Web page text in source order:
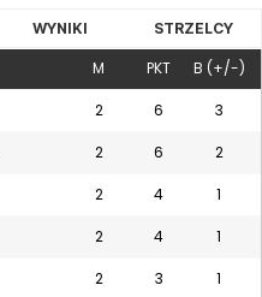
WYNIKI STRZELCY
M PKT B (+/-)
2 6 3
2 6 2
2 4 1
2 4 1
2 3 1